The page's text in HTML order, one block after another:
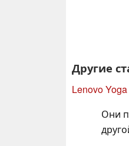
Другие
Lenovo
Они